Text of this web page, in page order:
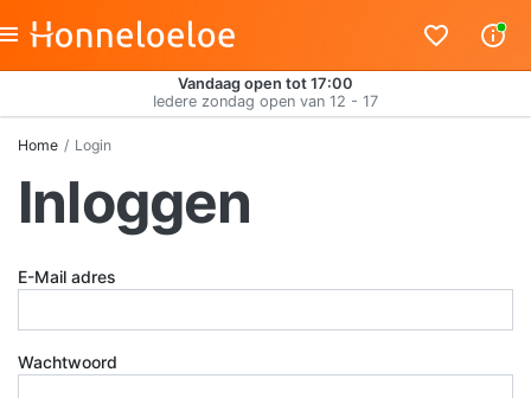
Vandaag open tot 17:00
Iedere zondag open van 12 - 17
Home Login
Inloggen
E-Mail adres
Wachtwoord